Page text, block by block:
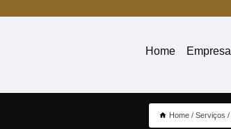
Home Empresa
Home Serviços